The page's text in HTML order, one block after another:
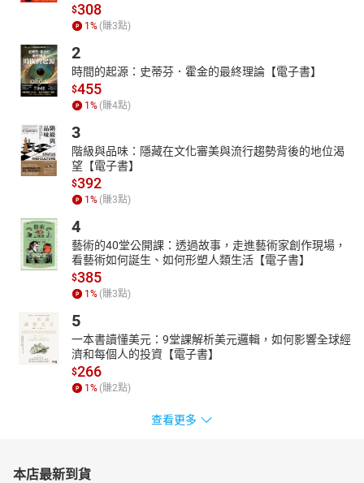
‧缺氧體質：提升血液循環，緩解疲倦與手腳冰冷。
‧代謝不佳體質：加速代謝，消腫排毒，重回輕盈狀態。
不僅詳細解說每種體質的成因與特徵，更提供對應的穴位按壓方
案，從根本改善身體機能。你可以輕鬆辨識自己的體質，透過簡單
的10秒穴位按摩，在日常生活中進行自我調節，逐步提升健康狀
態，實現真正的身心平衡。
來自患者的真心話
30代男性：「減輕因人擠人而產生的暈眩，輕鬆搭乘大眾運輸，享
受旅行。」
50代女性：「跟外出焦慮說掰掰， 再也不會突然上火、全身發
60代男性：「半夜不再驚醒跑廁所，一覺好眠到天亮。」
$308
1 % (賺3點)
2
時間的起源：史蒂芬．霍金的最終理論【電子書】
$455
1 % (賺4點)
3
階級與品味：隱藏在文化審美與流行趨勢背後的地位渴
望【電子書】
$392
1 % (賺3點)
4
藝術的40堂公開課：透過故事，走進藝術家創作現場，
看藝術如何誕生、如何形塑人類生活【電子書】
$385
1 % (賺3點)
5
一本書讀懂美元：9堂課解析美元邏輯，如何影響全球經
濟和每個人的投資【電子書】
$266
1 % (賺2點)
查看更多
本店最新到貨